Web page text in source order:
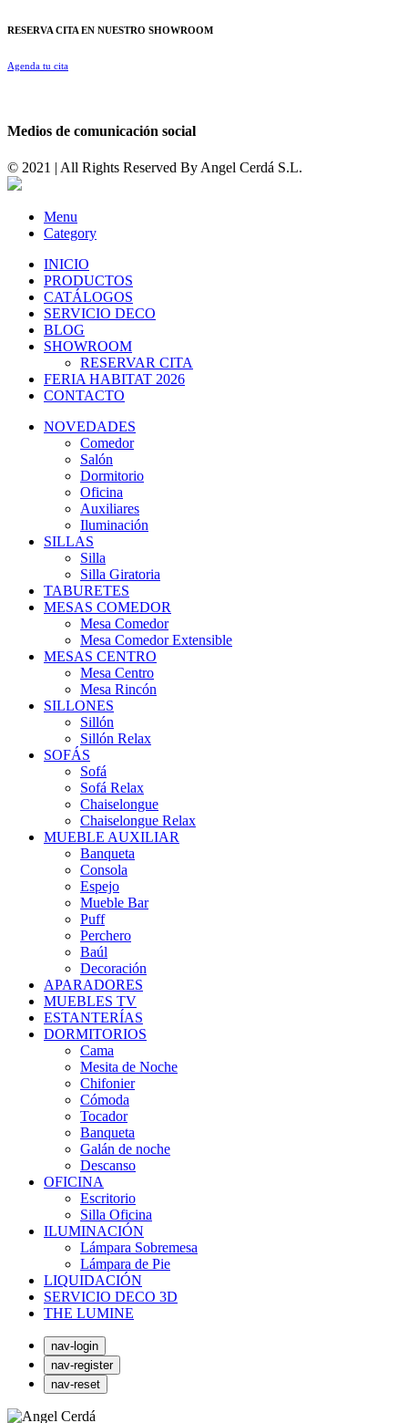
RESERVA CITA EN NUESTRO SHOWROOM
Agenda tu cita
Medios de comunicación social
© 2021 | All Rights Reserved By Angel Cerdá S.L.
Menu
Category
INICIO
PRODUCTOS
CATÁLOGOS
SERVICIO DECO
BLOG
SHOWROOM
RESERVAR CITA
FERIA HABITAT 2026
CONTACTO
NOVEDADES
Comedor
Salón
Dormitorio
Oficina
Auxiliares
Iluminación
SILLAS
Silla
Silla Giratoria
TABURETES
MESAS COMEDOR
Mesa Comedor
Mesa Comedor Extensible
MESAS CENTRO
Mesa Centro
Mesa Rincón
SILLONES
Sillón
Sillón Relax
SOFÁS
Sofá
Sofá Relax
Chaiselongue
Chaiselongue Relax
MUEBLE AUXILIAR
Banqueta
Consola
Espejo
Mueble Bar
Puff
Perchero
Baúl
Decoración
APARADORES
MUEBLES TV
ESTANTERÍAS
DORMITORIOS
Cama
Mesita de Noche
Chifonier
Cómoda
Tocador
Banqueta
Galán de noche
Descanso
OFICINA
Escritorio
Silla Oficina
ILUMINACIÓN
Lámpara Sobremesa
Lámpara de Pie
LIQUIDACIÓN
SERVICIO DECO 3D
THE LUMINE
nav-login
nav-register
nav-reset